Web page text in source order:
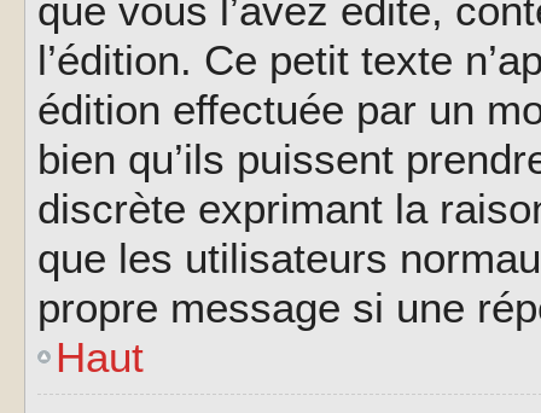
que vous l’avez édité,
l’édition. Ce petit texte
édition effectuée par un
bien qu’ils puissent
discrète exprimant la
que les utilisateurs
propre message si une
Haut